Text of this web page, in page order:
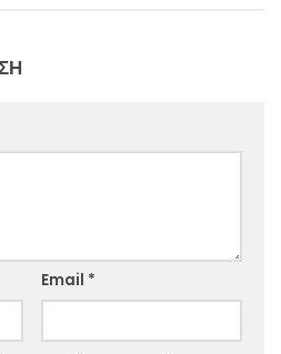
Email *